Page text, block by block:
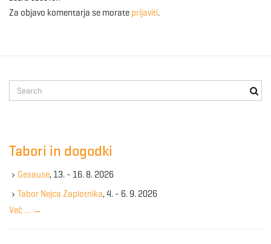
Za objavo komentarja se morate prijaviti.
e
e
y
w
r
Tabori in dogodki
Gesause, 13. - 16. 8. 2026
Tabor Nejca Zaplotnika, 4. - 6. 9. 2026
Več … →